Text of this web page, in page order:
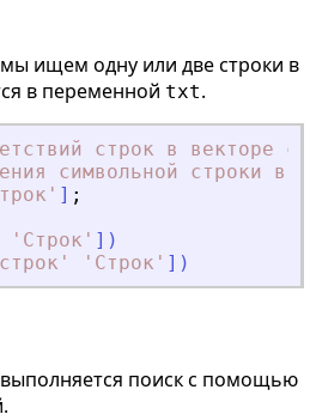
ищем одну или две строки в
в переменной txt.
строк в векторе
символьной строки в
' ] ;
' Строк ' ] )
строк ' ' Строк ' ] )
поиск с помощью